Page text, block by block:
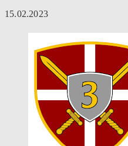
15.02.2023